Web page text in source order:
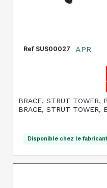
Ref SUS00027 APR
BRACE, STRUT TOWER,
BRACE, STRUT TOWER,
Disponible chez le